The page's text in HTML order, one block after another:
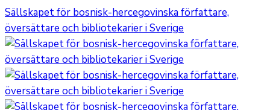
Sällskapet för bosnisk-hercegovinska författare,
översättare och bibliotekarier i Sverige